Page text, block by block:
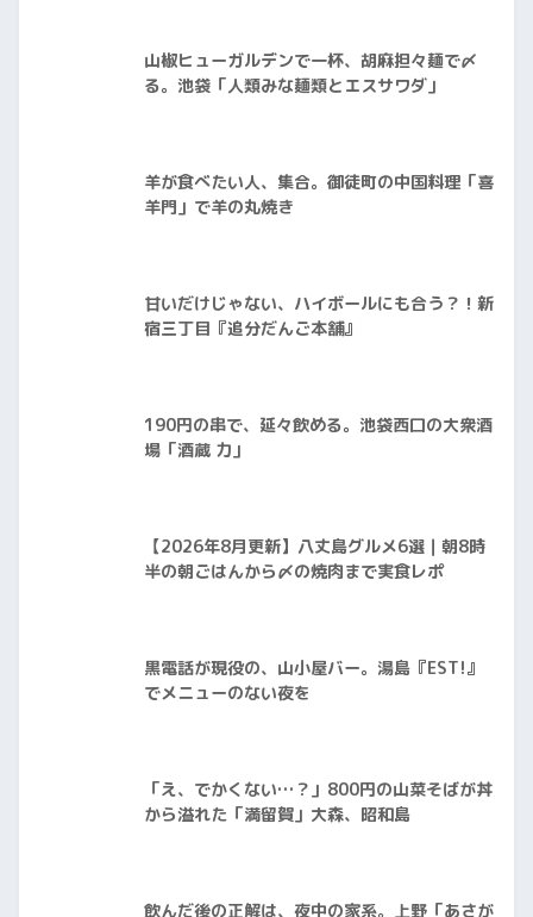
山椒ヒューガルデンで一杯、胡麻担々麺で〆
る。池袋「人類みな麺類とエスサワダ」
羊が食べたい人、集合。御徒町の中国料理「喜
羊門」で羊の丸焼き
甘いだけじゃない、ハイボールにも合う？！新
宿三丁目『追分だんご本舗』
190円の串で、延々飲める。池袋西口の大衆酒
場「酒蔵 力」
【2026年8月更新】八丈島グルメ6選｜朝8時
半の朝ごはんから〆の焼肉まで実食レポ
黒電話が現役の、山小屋バー。湯島『EST!』
でメニューのない夜を
「え、でかくない…？」800円の山菜そばが丼
から溢れた「満留賀」大森、昭和島
飲んだ後の正解は、夜中の家系。上野「あさが